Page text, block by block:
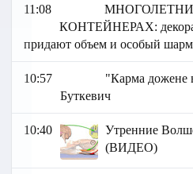
11:08
КОНТЕЙНЕРАХ:
придают объем и особый шарм
10:57
"Карма дожене
Буткевич
10:40
Утренние
(ВИДЕО)